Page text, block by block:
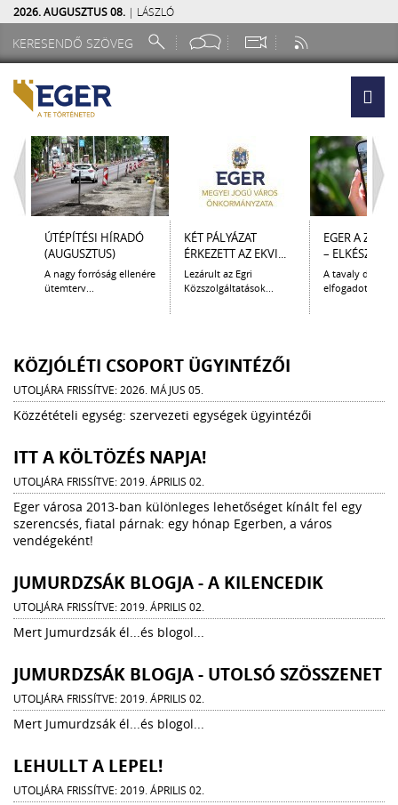
2026. AUGUSZTUS 08. | LÁSZLÓ
ÚTÉPÍTÉSI HÍRADÓ
(AUGUSZTUS)
A nagy forróság ellenére
ütemterv...
KÉT PÁLYÁZAT
ÉRKEZETT AZ EKVI...
Lezárult az Egri
Közszolgáltatások...
EGER A
– ELKÉSZÜLT
A tavaly
elfogadott
KÖZJÓLÉTI CSOPORT ÜGYINTÉZŐI
UTOLJÁRA FRISSÍTVE: 2026. MÁJUS 05.
Közzétételi egység: szervezeti egységek ügyintézői
ITT A KÖLTÖZÉS NAPJA!
UTOLJÁRA FRISSÍTVE: 2019. ÁPRILIS 02.
Eger városa 2013-ban különleges lehetőséget kínált fel egy
szerencsés, fiatal párnak: egy hónap Egerben, a város
vendégeként!
JUMURDZSÁK BLOGJA - A KILENCEDIK
UTOLJÁRA FRISSÍTVE: 2019. ÁPRILIS 02.
Mert Jumurdzsák él...és blogol...
JUMURDZSÁK BLOGJA - UTOLSÓ SZÖSSZENET
UTOLJÁRA FRISSÍTVE: 2019. ÁPRILIS 02.
Mert Jumurdzsák él...és blogol...
LEHULLT A LEPEL!
UTOLJÁRA FRISSÍTVE: 2019. ÁPRILIS 02.